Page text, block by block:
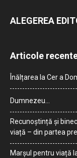
ALEGEREA
Articole
Înălțarea la Cer a
Dumnezeu…
Recunoștință și
viață – din partea
Marșul pentru viață